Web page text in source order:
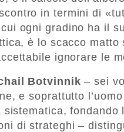
in termini di
ogni gradino ha il
è lo scacco
ignorare le
Botvinnik – sei
e soprattutto
di strateghi –